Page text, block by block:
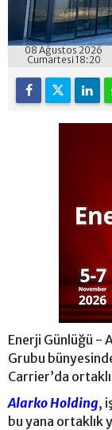
08 Ağustos 2026
Cumartesi 18:20
Enerji Günlüğü -
Grubu
Carrier’da
Alarko Holding,
bu yana ortaklık